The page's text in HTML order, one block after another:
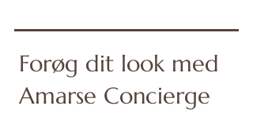
Forøg dit look med
Amarse Concierge